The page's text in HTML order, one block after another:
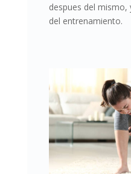
despues del
del entrenamiento.